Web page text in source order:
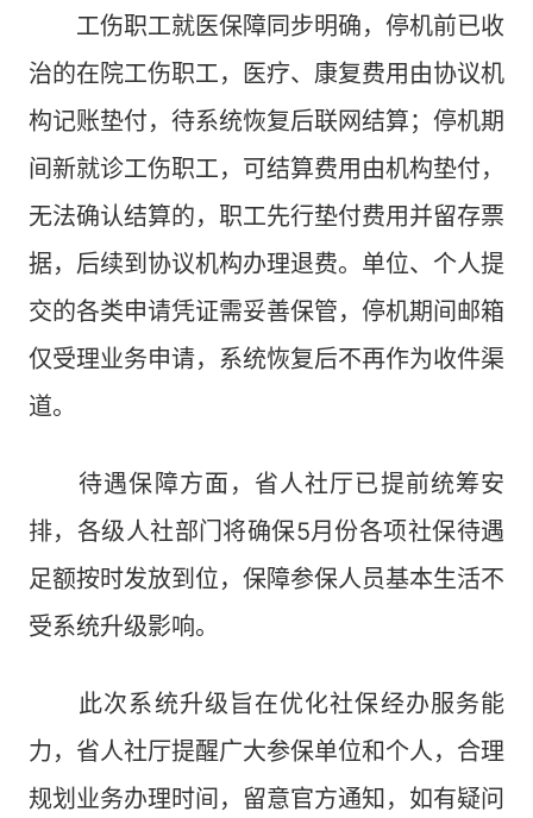
工伤职工就医保障同步明确，停机前已收
治的在院工伤职工，医疗、康复费用由协议机
构记账垫付，待系统恢复后联网结算；停机期
间新就诊工伤职工，可结算费用由机构垫付，
无法确认结算的，职工先行垫付费用并留存票
据，后续到协议机构办理退费。单位、个人提
交的各类申请凭证需妥善保管，停机期间邮箱
仅受理业务申请，系统恢复后不再作为收件渠
道。
待遇保障方面，省人社厅已提前统筹安
排，各级人社部门将确保5月份各项社保待遇
足额按时发放到位，保障参保人员基本生活不
受系统升级影响。
此次系统升级旨在优化社保经办服务能
力，省人社厅提醒广大参保单位和个人，合理
规划业务办理时间，留意官方通知，如有疑问